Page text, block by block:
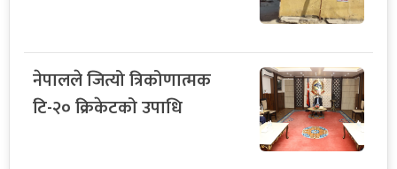
नेपालले जित्यो त्रिकोणात्मक
टि-२० क्रिकेटको उपाधि